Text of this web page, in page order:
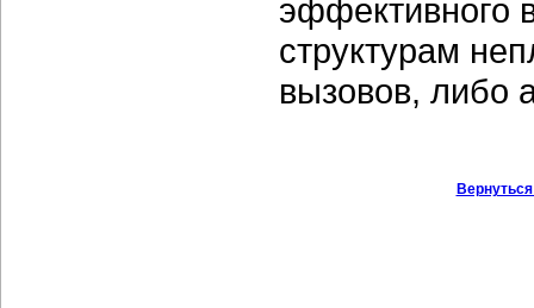
эффективного
структурам
вызовов, либо